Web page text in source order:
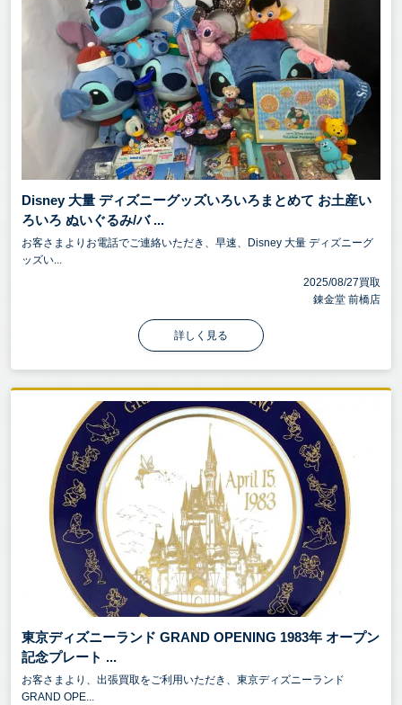
Disney 大量 ディズニーグッズいろいろまとめて お土産い
ろいろ ぬいぐるみ/バ ...
お客さまよりお電話でご連絡いただき、早速、Disney 大量 ディズニーグ
ッズい...
2025/08/27買取
錬金堂 前橋店
詳しく見る
東京ディズニーランド GRAND OPENING 1983年 オープン
記念プレート ...
お客さまより、出張買取をご利用いただき、東京ディズニーランド
GRAND OPE...